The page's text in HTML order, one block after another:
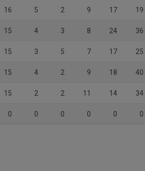
16 5 2 9 17 19
15 4 3 8 24 36
15 3 5 7 17 25
15 4 2 9 18 40
15 2 2 11 14 34
0 0 0 0 0 0